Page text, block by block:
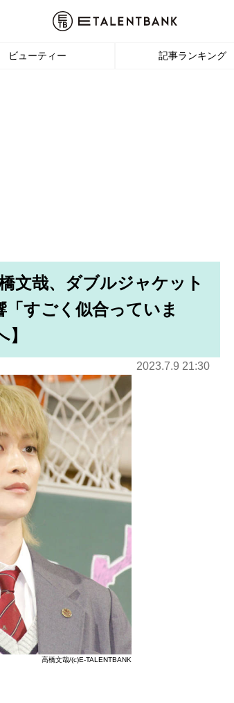
ビューティー 記事ランキング
文哉、ダブルジャケット
すごく似合っていま
2023.7.9 21:30
高橋文哉/(c)E-TALENTBANK